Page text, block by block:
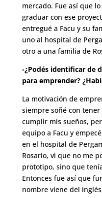
mercado. Fue así que
graduar con ese
entregué a Facu y su
uno al hospital de
otro a una familia de
-¿Podés identificar de
para emprender?
La motivación de
siempre soñé con
cumplir mis sueños,
equipo a Facu y
en el hospital de
Rosario, vi que no me
prototipo, sino que
Entonces fue así que
nombre viene del